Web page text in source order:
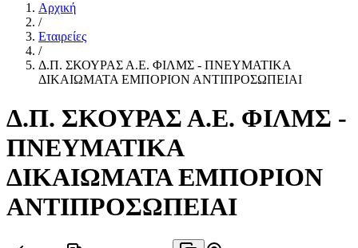
Αρχική
/
Εταιρείες
/
Δ.Π. ΣΚΟΥΡΑΣ Α.Ε. ΦΙΛΜΣ - ΠΝΕΥΜΑΤΙΚΑ
ΔΙΚΑΙΩΜΑΤΑ ΕΜΠΟΡΙΟΝ ΑΝΤΙΠΡΟΣΩΠΕΙΑΙ
Δ.Π. ΣΚΟΥΡΑΣ Α.Ε. ΦΙΛΜΣ -
ΠΝΕΥΜΑΤΙΚΑ
ΔΙΚΑΙΩΜΑΤΑ ΕΜΠΟΡΙΟΝ
ΑΝΤΙΠΡΟΣΩΠΕΙΑΙ